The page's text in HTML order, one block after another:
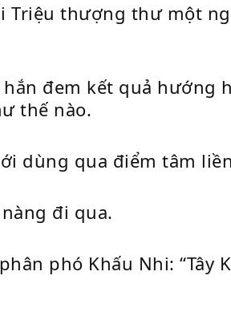
Triệu thượng thư một
đem kết quả
thế nào.
dùng qua điểm tâm
đi qua.
phó Khấu Nhi: